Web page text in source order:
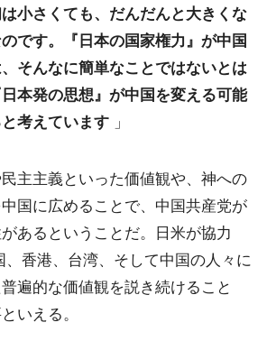
小さくても、だんだんと大きくな
です。『日本の国家権力』が中国
そんなに簡単なことではないとは
本発の思想』が中国を変える可能
考えています 」
主主義といった価値観や、神への
国に広めることで、中国共産党が
あるということだ。日米が協力
、香港、台湾、そして中国の人々に
遍的な価値観を説き続けること
いえる。